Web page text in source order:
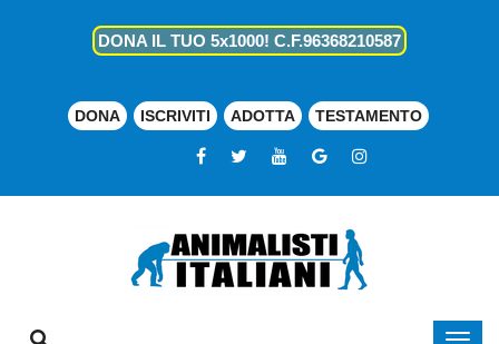
DONA IL TUO 5x1000! C.F.96368210587
DONA ISCRIVITI ADOTTA TESTAMENTO